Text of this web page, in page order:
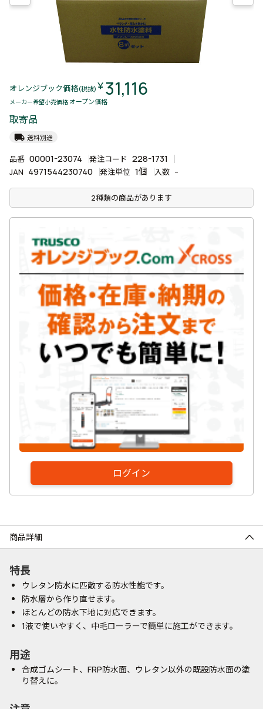
オレンジブック価格(税抜) ￥31,116
メーカー希望小売価格 オープン価格
取寄品
local_shipping 送料別途
品番 00001-23074 発注コード 228-1731
JAN 4971544230740 発注単位 1個 入数 -
2種類の商品があります
ログイン
商品詳細
特長
ウレタン防水に匹敵する防水性能です。
防水層から作り直せます。
ほとんどの防水下地に対応できます。
1液で使いやすく、中毛ローラーで簡単に施工ができます。
用途
合成ゴムシート、FRP防水面、ウレタン以外の既設防水面の塗
り替えに。